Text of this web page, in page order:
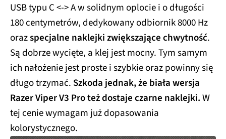
USB typu C <-> A w solidnym oplocie i o długości
180 centymetrów, dedykowany odbiornik 8000 Hz
orazspecjalne naklejki zwiększające chwytność.
Są dobrze wycięte, a klej jest mocny. Tym samym
ich nałożenie jest proste i szybkie oraz powinny się
długo trzymać. Szkoda jednak, że biała wersja
Razer Viper V3 Pro też dostaje czarne naklejki.W
tej cenie wymagam już dopasowania
kolorystycznego.